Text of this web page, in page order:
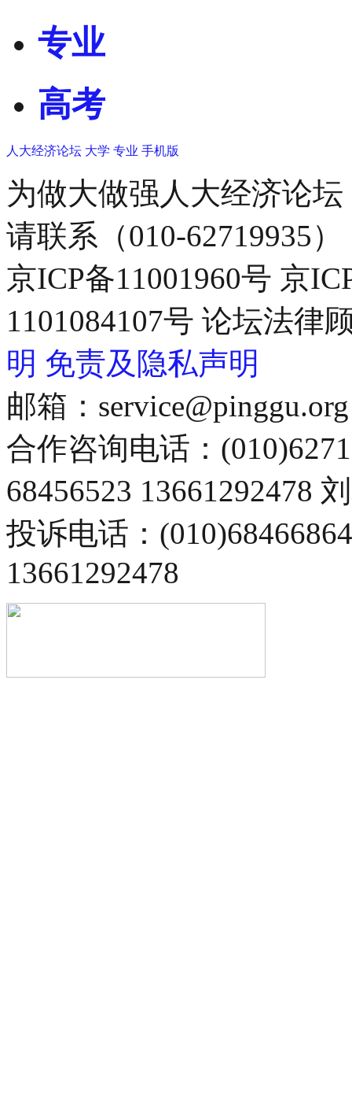
专业
高考
人大经济论坛 大学 专业 手机版
为做大做强人大经济论
请联系（010-62719935）
京ICP备11001960号 京
1101084107号 论坛法律
明 免责及隐私声明
邮箱：service@pinggu.org
合作咨询电话：
68456523 13661292478
投诉电话：
13661292478